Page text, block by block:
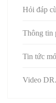
Hỏi đáp
Thông tin
Tin tức
Video